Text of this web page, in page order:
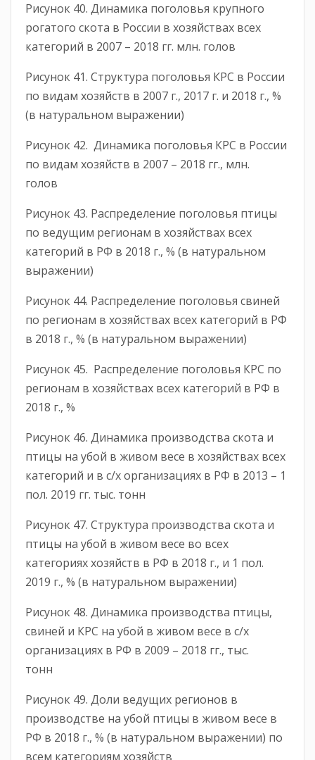
Рисунок 40. Динамика поголовья крупного
рогатого скота в России в хозяйствах всех
категорий в 2007 – 2018 гг. млн. голов
Рисунок 41. Структура поголовья КРС в России
по видам хозяйств в 2007 г., 2017 г. и 2018 г., %
(в натуральном выражении)
Рисунок 42. Динамика поголовья КРС в России
по видам хозяйств в 2007 – 2018 гг., млн.
голов
Рисунок 43. Распределение поголовья птицы
по ведущим регионам в хозяйствах всех
категорий в РФ в 2018 г., % (в натуральном
выражении)
Рисунок 44. Распределение поголовья свиней
по регионам в хозяйствах всех категорий в РФ
в 2018 г., % (в натуральном выражении)
Рисунок 45. Распределение поголовья КРС по
регионам в хозяйствах всех категорий в РФ в
2018 г., %
Рисунок 46. Динамика производства скота и
птицы на убой в живом весе в хозяйствах всех
категорий и в с/х организациях в РФ в 2013 – 1
пол. 2019 гг. тыс. тонн
Рисунок 47. Структура производства скота и
птицы на убой в живом весе во всех
категориях хозяйств в РФ в 2018 г., и 1 пол.
2019 г., % (в натуральном выражении)
Рисунок 48. Динамика производства птицы,
свиней и КРС на убой в живом весе в с/х
организациях в РФ в 2009 – 2018 гг., тыс.
тонн
Рисунок 49. Доли ведущих регионов в
производстве на убой птицы в живом весе в
РФ в 2018 г., % (в натуральном выражении) по
всем категориям хозяйств